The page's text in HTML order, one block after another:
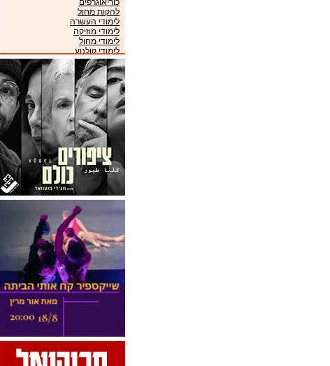
כוריאוגרפים
להקות מחול
לימודי העשרה
לימודי מוזיקה
לימודי מחול
לימודי קולנוע
לימודי תיאטרון
מוזיאונים
מועדונים
מקהלות
מרכזי מוזיקה
ניהול אמנים
סינמטקים
פסטיבלים
קונסרבטוריונים
תזמורות
תיאטראות
תיאטרוני ילדים